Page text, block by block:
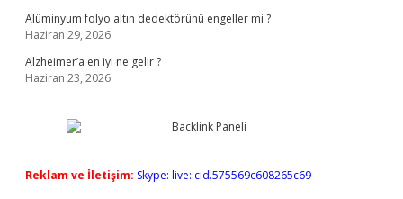
Alüminyum folyo altın dedektörünü engeller mi ?
Haziran 29, 2026
Alzheimer’a en iyi ne gelir ?
Haziran 23, 2026
Reklam ve İletişim: Skype: live:.cid.575569c608265c69